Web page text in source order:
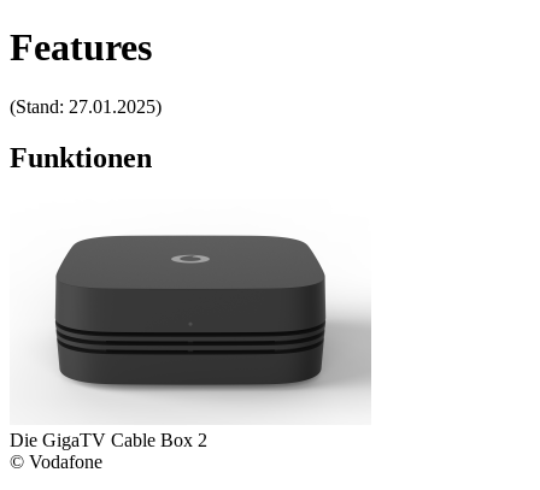
Features
(Stand: 27.01.2025)
Funktionen
Die GigaTV Cable Box 2
© Vodafone